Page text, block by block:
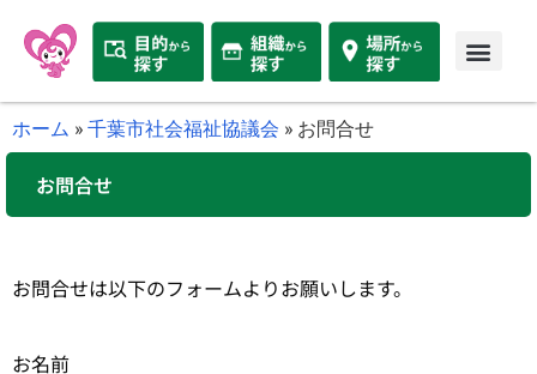
ホーム »千葉市社会福祉協議会 » お問合せ
お問合せ
お問合せは以下のフォームよりお願いします。
お名前